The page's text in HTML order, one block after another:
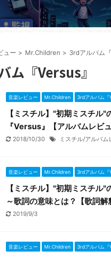
ョンの「夜の踊り子」が、
って世界のストリーミングチ
ほどの勢いで席巻してい
間ストリーミングランキング
で突如と ...
ュー > Mr.Children > 3rdアルバム
ム『Versus』
音楽レビュー Mr.Children 3rdアルバム『
【ミスチル】"初期ミスチル
『Versus』【アルバムレビュ
2018/10/30 ミスチル/アルバム
音楽レビュー Mr.Children 3rdアルバム『
【ミスチル】"初期ミスチル
～歌詞の意味とは？【歌詞解
2019/9/3
音楽レビュー Mr.Children 3rdアルバム『